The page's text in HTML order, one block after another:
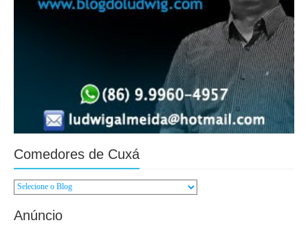
Comedores de Cuxá
Anúncio